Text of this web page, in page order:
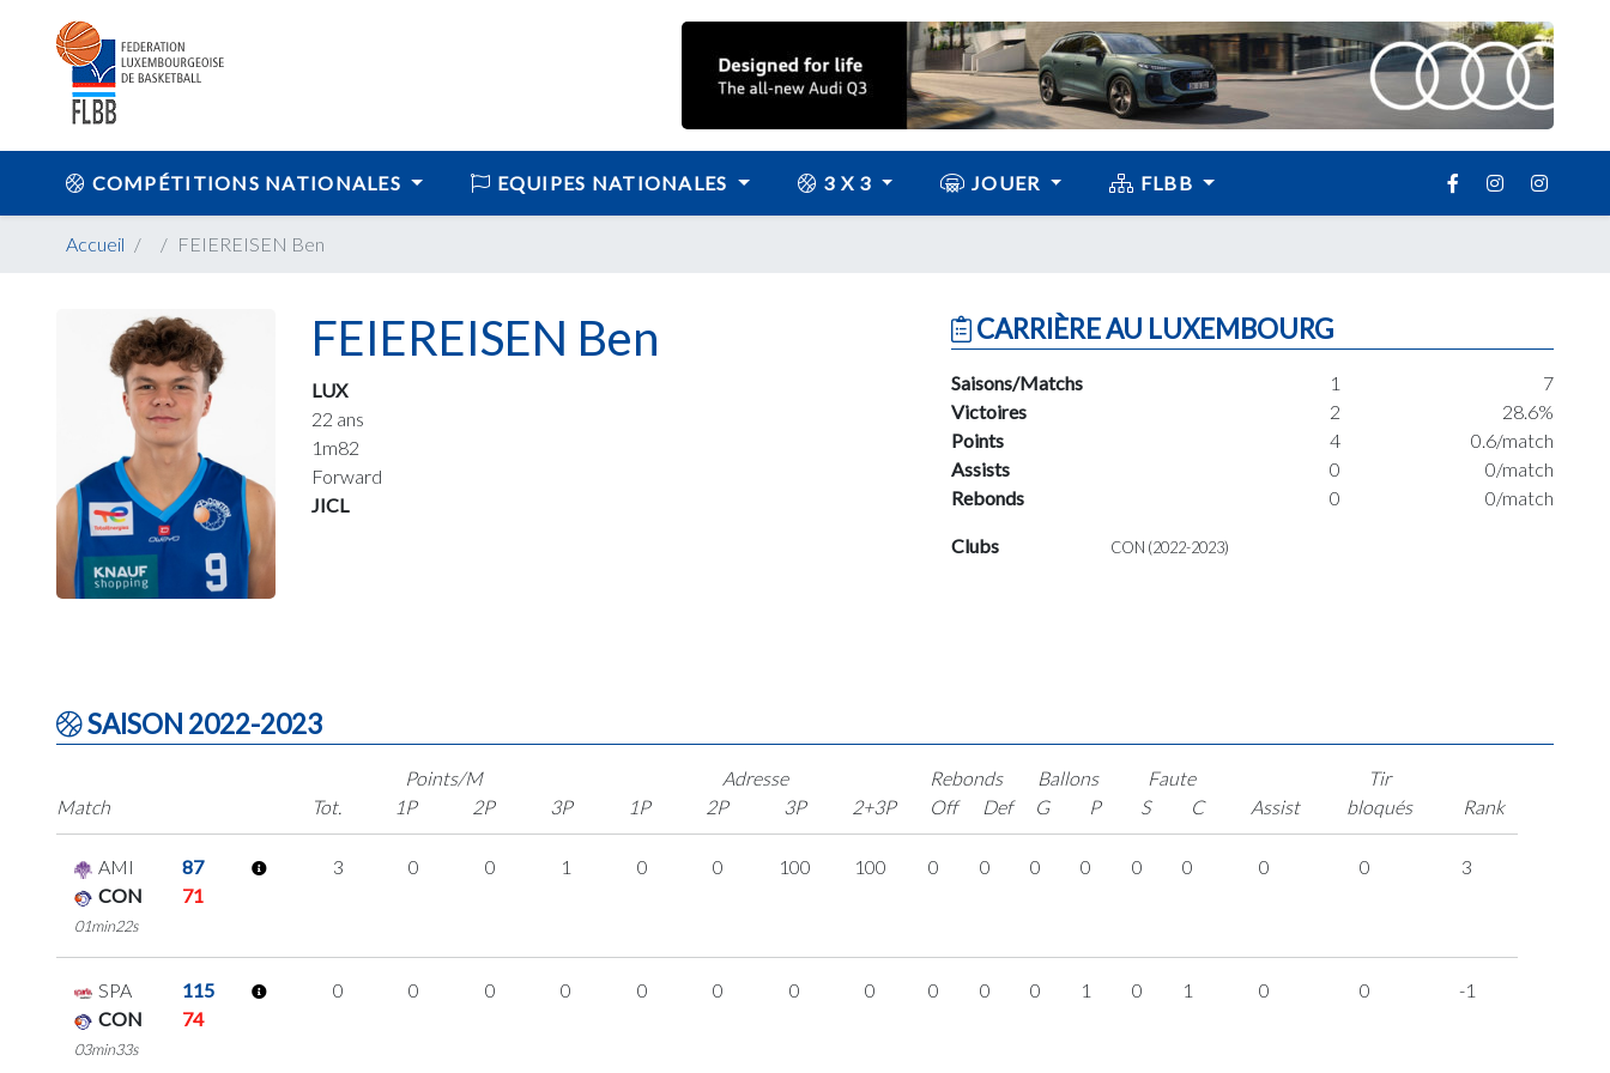
COMPÉTITIONS NATIONALES EQUIPES NATIONALES 3 X 3 JOUER FLBB
Accueil FEIEREISEN Ben
FEIEREISEN Ben
LUX
22 ans
1m82
Forward
JICL
CARRIÈRE AU LUXEMBOURG
Saisons/Matchs 1
7
Victoires
2
28.6%
Points
4
0.6/match
Assists
0
0/match
Rebonds
0 0/match
Clubs CON (2022-2023)
SAISON 2022-2023
Match
Points/M
Tot.
1P 2P 3P
Adresse
1P
2P 3P 2+3P
Rebonds
Off
Def
Ballons
G
P
Faute
S
C Assist
Tir
bloqués
Rank
AMI
87
CON
71
01min22s
3 0 0 1 0 0 100 100 0 0 0 0 0 0 0 0 3
SPA
115
CON
74
03min33s
0 0 0 0 0 0 0 0 0 0 0 1 0 1 0 0 -1